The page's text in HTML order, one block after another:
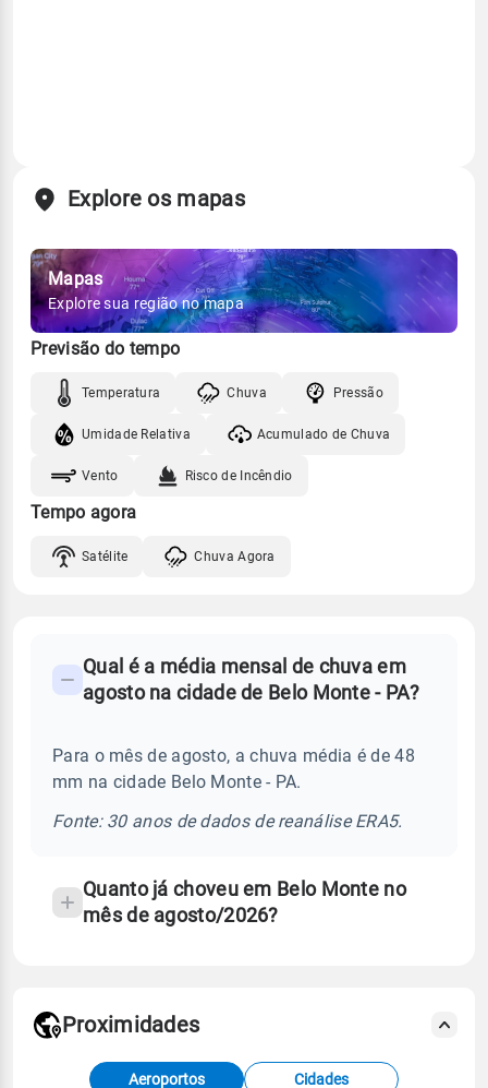
Explore os mapas
Mapas
Explore sua região no mapa
Previsão do tempo
Temperatura Chuva Pressão
Umidade Relativa Acumulado de Chuva
Vento Risco de Incêndio
Tempo agora
Satélite Chuva Agora
Perguntas
sobre
chuva
Qual é a média mensal de chuva em
agosto na cidade de Belo Monte - PA?
Para o mês de agosto, a chuva média é de 48
mm na cidade Belo Monte - PA.
Fonte: 30 anos de dados de reanálise ERA5.
Quanto já choveu em Belo Monte no
mês de agosto/2026?
Fonte: dados combinados de estações
Proximidades
Aeroportos Cidades